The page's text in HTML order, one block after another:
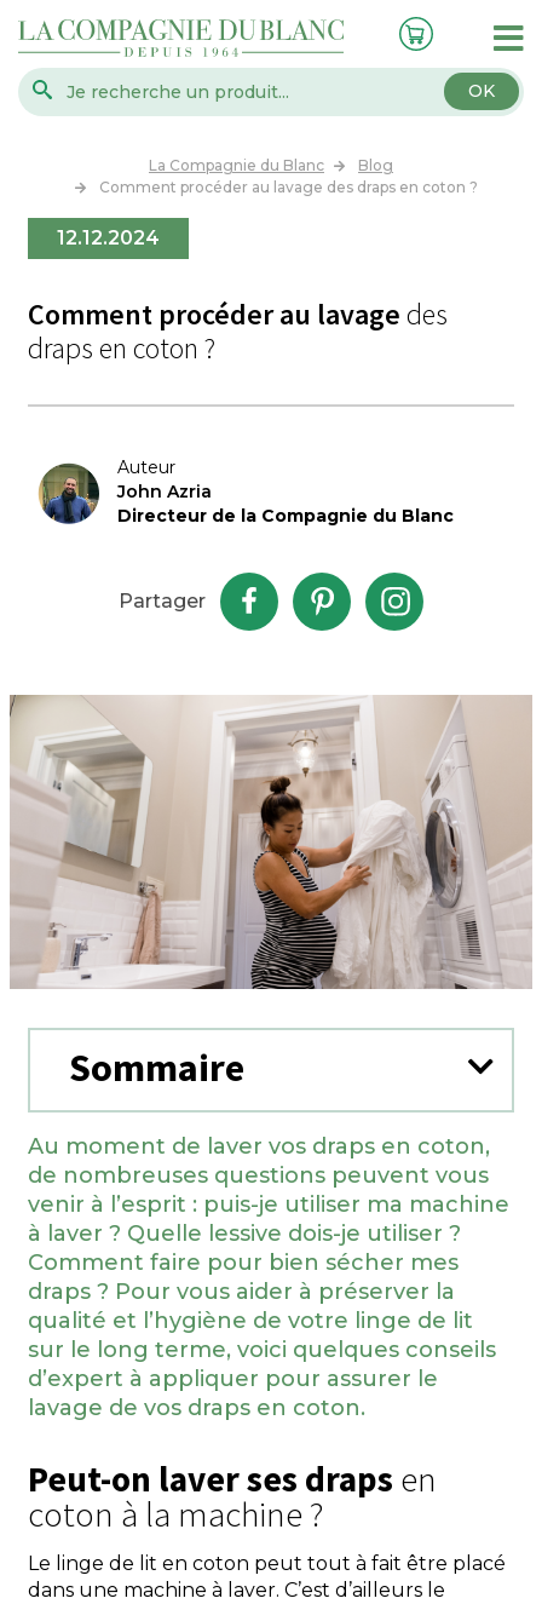
OK
La Compagnie du Blanc
Blog
Comment procéder au lavage des draps en coton ?
12.12.2024
Comment procéder au lavagedes
draps en coton ?
Auteur
John Azria
Directeur de la Compagnie du Blanc
Partager
Sommaire
Au moment de laver vos draps en coton,
de nombreuses questions peuvent vous
venir à l’esprit : puis-je utiliser ma machine
à laver ? Quelle lessive dois-je utiliser ?
Comment faire pour bien sécher mes
draps ? Pour vous aider à préserver la
qualité et l’hygiène de votre linge de lit
sur le long terme, voici quelques conseils
d’expert à appliquer pour assurer le
lavage de vos draps en coton.
Peut-on laver ses draps en
coton à la machine ?
Le linge de lit en coton peut tout à fait être placé
dans une machine à laver. C’est d’ailleurs le